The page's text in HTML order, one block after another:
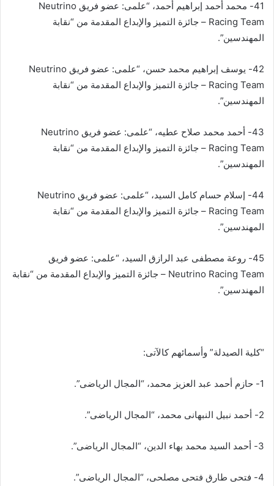
41- محمد أحمد إبراهيم أحمد، “علمى: عضو فريق Neutrino
Racing Team – جائزة التميز والإبداع المقدمة من “نقابة
المهندسين”.
42- يوسف إبراهيم محمد حسن، “علمى: عضو فريق Neutrino
Racing Team – جائزة التميز والإبداع المقدمة من “نقابة
المهندسين”.
43- أحمد محمد صلاح عطيه، “علمى: عضو فريق Neutrino
Racing Team – جائزة التميز والإبداع المقدمة من “نقابة
المهندسين”.
44- إسلام حسام كامل السيد، “علمى: عضو فريق Neutrino
Racing Team – جائزة التميز والإبداع المقدمة من “نقابة
المهندسين”.
45- روعة مصطفى عبد الرازق السيد، “علمى: عضو فريق
Neutrino Racing Team – جائزة التميز والإبداع المقدمة من “نقابة
المهندسين”.
“كلية الصيدلة” وأسمائهم كالآتى:
1- حازم أحمد عبد العزيز محمد، “المجال الرياضى”.
2- أحمد نبيل النبهانى محمد، “المجال الرياضى”.
3- أحمد السيد محمد بهاء الدين، “المجال الرياضى”.
4- فتحى طارق فتحى مصلحی، “المجال الرياضى”.